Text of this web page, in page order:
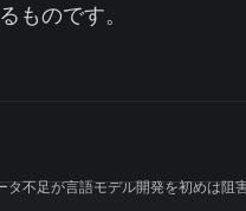
ものです。
不足が言語モデル開発を初めは阻